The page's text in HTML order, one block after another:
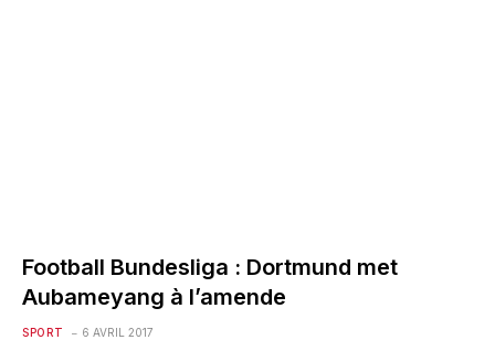
Football Bundesliga : Dortmund met
Aubameyang à l’amende
SPORT 6 AVRIL 2017